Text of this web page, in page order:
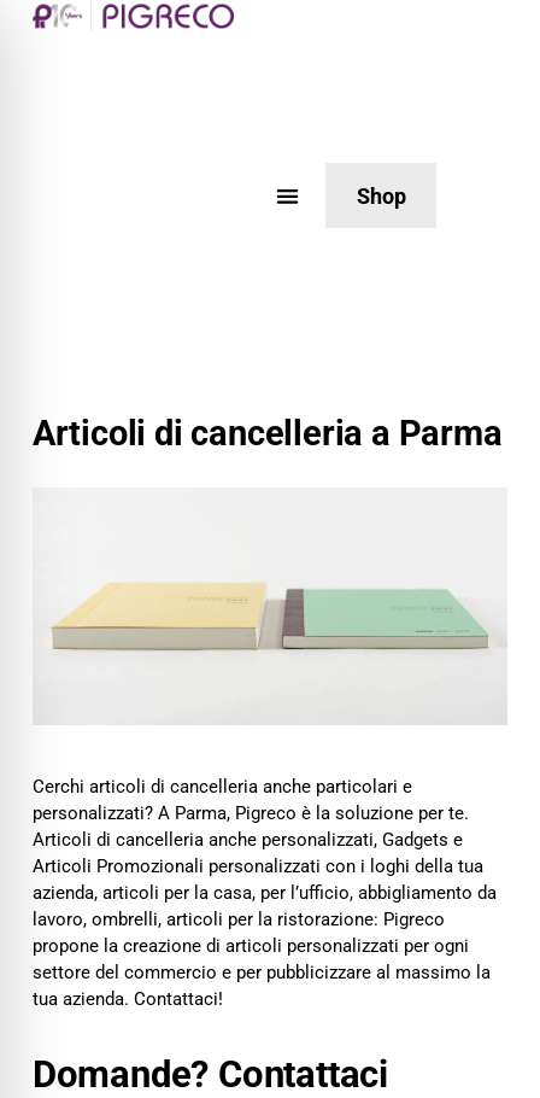
Shop
Articoli di cancelleria a Parma
Cerchi articoli di cancelleria anche particolari e
personalizzati? A Parma, Pigreco è la soluzione per te.
Articoli di cancelleria anche personalizzati, Gadgets e
Articoli Promozionali personalizzati con i loghi della tua
azienda, articoli per la casa, per l’ufficio, abbigliamento da
lavoro, ombrelli, articoli per la ristorazione: Pigreco
propone la creazione di articoli personalizzati per ogni
settore del commercio e per pubblicizzare al massimo la
tua azienda. Contattaci!
Domande? Contattaci